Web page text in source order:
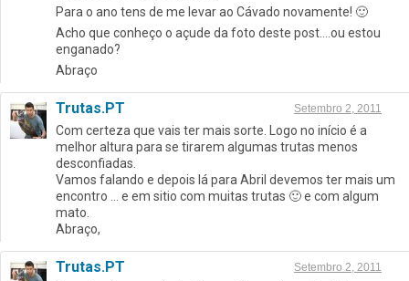
Para o ano tens de me levar ao Cávado novamente! 🙂
Acho que conheço o açude da foto deste post….ou estou
enganado?
Abraço
Trutas.PT Setembro 2, 2011
Com certeza que vais ter mais sorte. Logo no início é a
melhor altura para se tirarem algumas trutas menos
desconfiadas.
Vamos falando e depois lá para Abril devemos ter mais um
encontro … e em sitio com muitas trutas 🙂 e com algum
mato.
Abraço,
Trutas.PT Setembro 2, 2011